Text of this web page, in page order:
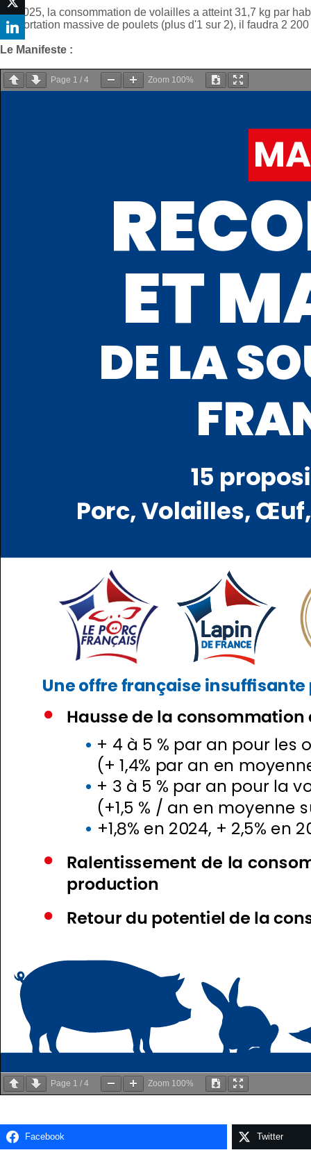
En 2025, la consommation de volailles a atteint 31,7 kg par
l’importation massive de poulets (plus d'1 sur 2), il faudra 2
Le Manifeste :
Page 1 / 4 Zoom 100%
Page 1 / 4 Zoom 100%
Facebook Twitter